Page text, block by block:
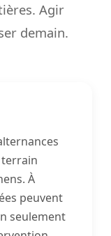
Agir
demain.
terrain
À
peuvent
seulement